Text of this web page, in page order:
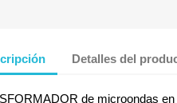
Detalles del
de microondas